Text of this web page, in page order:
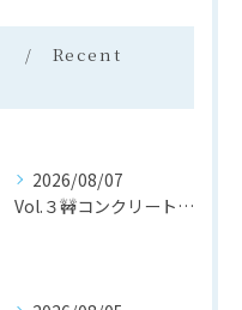
Recent
2026/08/07
Vol.３🚧コンクリートポンプ車